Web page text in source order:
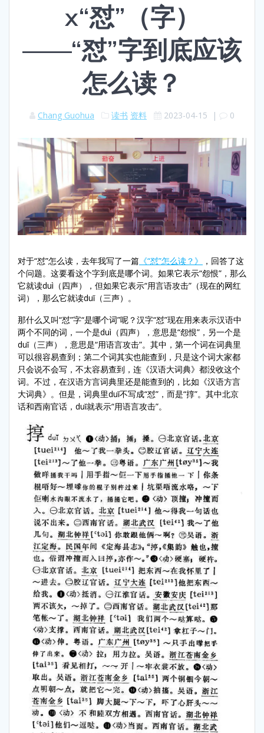
x“怼”（字）
——“怼”字到底应该
怎么读？
Chang Guohua 读书 资料 2023-04-15 | 0
对于“怼”怎么读，去年我写了一篇 《“怼”怎么读？》
，回答了这
个问题。这要看这个字到底是哪个词。如果它表示“怨恨”，那么
它就读duì（四声），但如果它表示“用言语攻击”（现在的网红
词），那么它就读duǐ（三声）。
那什么又叫“怼”字“是哪个词”呢？汉字“怼”现在用来表示汉语中
两个不同的词，一个是duì（四声），意思是“怨恨”，另一个是
duǐ（三声），意思是“用语言攻击”。其中，第一个词在词典里
可以很容易查到；第二个词其实也能查到，只是这个词大家都
只会说不会写，不太容易查到，连《汉语大词典》都没收这个
词。不过，在汉语方言词典里还是能查到的，比如《汉语方言
大词典》。但是，词典里duǐ不写成“怼”，而是“㨃”。其中北京
话和西南官话，duǐ就表示“用语言攻击”。